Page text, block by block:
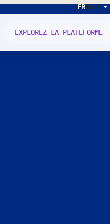
FRENIT
EXPLOREZ LA PLATEFORME